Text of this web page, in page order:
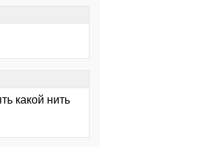
какой нить